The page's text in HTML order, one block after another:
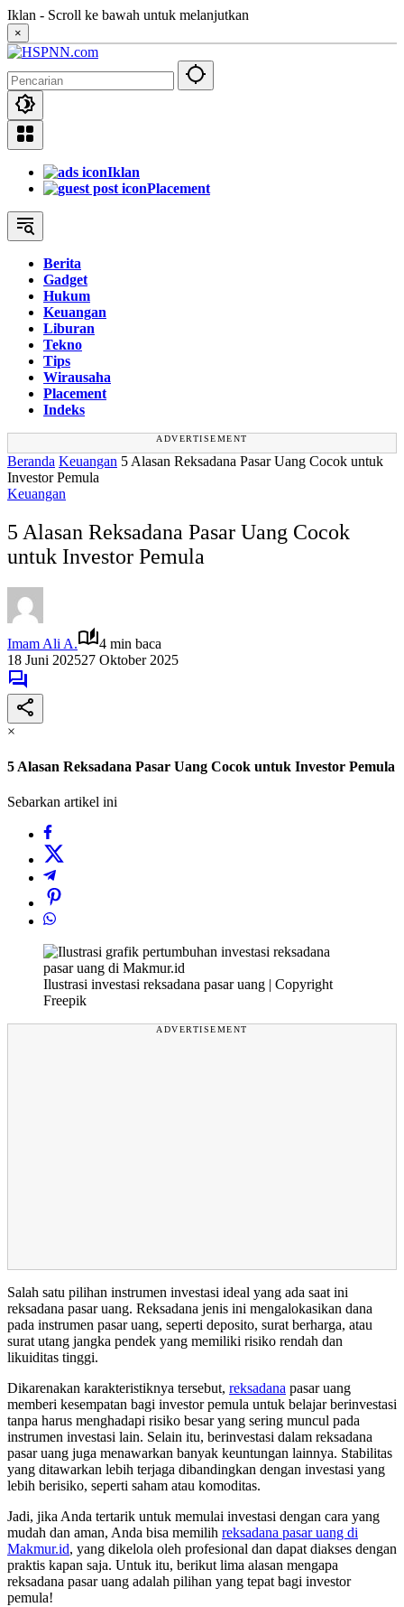
Langsung
ke
konten
Iklan - Scroll ke bawah untuk melanjutkan
×
Iklan
Placement
Berita
Gadget
Hukum
Keuangan
Liburan
Tekno
Tips
Wirausaha
Placement
Indeks
ADVERTISEMENT
Beranda Keuangan 5 Alasan Reksadana Pasar Uang Cocok untuk
Investor Pemula
Keuangan
5 Alasan Reksadana Pasar Uang Cocok
untuk Investor Pemula
Imam Ali A.
4 min baca
18 Juni 202527 Oktober 2025
×
5 Alasan Reksadana Pasar Uang Cocok untuk Investor Pemula
Sebarkan artikel ini
Ilustrasi investasi reksadana pasar uang | Copyright
Freepik
ADVERTISEMENT
Salah satu pilihan instrumen investasi ideal yang ada saat ini
reksadana pasar uang. Reksadana jenis ini mengalokasikan dana
pada instrumen pasar uang, seperti deposito, surat berharga, atau
surat utang jangka pendek yang memiliki risiko rendah dan
likuiditas tinggi.
Dikarenakan karakteristiknya tersebut, reksadana pasar uang
memberi kesempatan bagi investor pemula untuk belajar berinvestasi
tanpa harus menghadapi risiko besar yang sering muncul pada
instrumen investasi lain. Selain itu, berinvestasi dalam reksadana
pasar uang juga menawarkan banyak keuntungan lainnya. Stabilitas
yang ditawarkan lebih terjaga dibandingkan dengan investasi yang
lebih berisiko, seperti saham atau komoditas.
Jadi, jika Anda tertarik untuk memulai investasi dengan cara yang
mudah dan aman, Anda bisa memilih reksadana pasar uang di
Makmur.id, yang dikelola oleh profesional dan dapat diakses dengan
praktis kapan saja. Untuk itu, berikut lima alasan mengapa
reksadana pasar uang adalah pilihan yang tepat bagi investor
pemula!